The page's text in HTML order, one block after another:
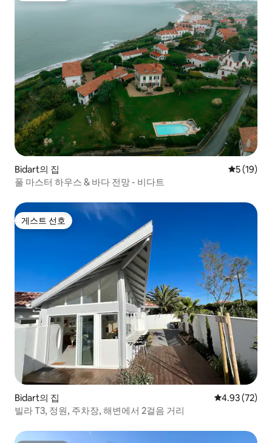
Bidart의 집 평점 5점
5 (19)
풀 마스터 하우스 & 바다 전망 - 비다트
게스트 선호
게스트 선호
Bidart의 집 평점 4.93점(5
4.93 (72)
빌라 T3, 정원, 주차장, 해변에서 2걸음 거리